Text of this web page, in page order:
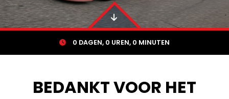
0 DAGEN, 0 UREN, 0 MINUTEN
BEDANKT VOOR HET